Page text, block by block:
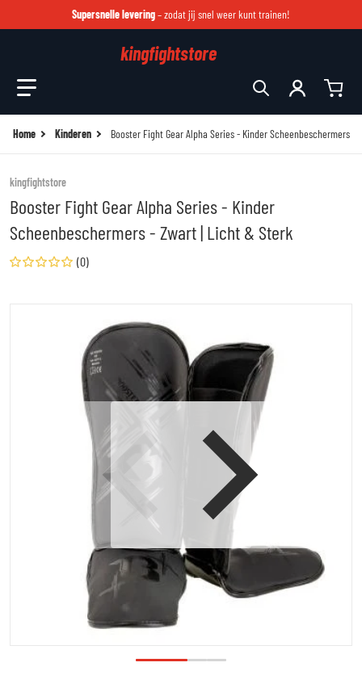
Supersnelle levering– zodat jij snel weer kunt trainen!
kingfightstore
Home Kinderen Booster Fight Gear Alpha Series - Kinder Scheenbeschermers
Open media 1 in galerijweergave
kingfightstore
Booster Fight Gear Alpha Series - Kinder
Scheenbeschermers - Zwart | Licht & Sterk
(0)